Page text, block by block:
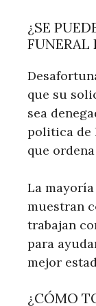
¿SE
FUNERAL
que su
sea
politica de
que
La mayoría
muestran
trabajan
para
mejor
¿CÓMO